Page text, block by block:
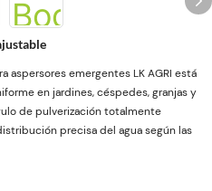
aspersores emergentes LK AGRI está
en jardines, céspedes, granjas y
de pulverización totalmente
precisa del agua según las